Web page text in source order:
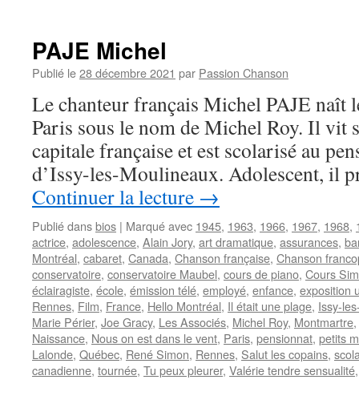
PAJE Michel
Publié le28 décembre 2021 par Passion Chanson
Le chanteur français Michel PAJE naît
Paris sous le nom de Michel Roy. Il vit
capitale française et est scolarisé au
d’Issy-les-Moulineaux. Adolescent, il
Continuer la lecture →
Publié dansbios | Marqué avec 1945, 1963, 1966, 1967, 1968,
actrice, adolescence, Alain Jory, art dramatique, assurances,
Montréal, cabaret, Canada, Chanson française, Chanson
conservatoire, conservatoire Maubel, cours de piano, Cours
éclairagiste, école, émission télé, employé, enfance, exposition
Rennes, Film, France, Hello Montréal, Il était une plage, Issy-
Marie Périer, Joe Gracy, Les Associés, Michel Roy, Montmartre,
Naissance, Nous on est dans le vent, Paris, pensionnat, petits
Lalonde, Québec, René Simon, Rennes, Salut les copains,
canadienne, tournée, Tu peux pleurer, Valérie tendre sensualité